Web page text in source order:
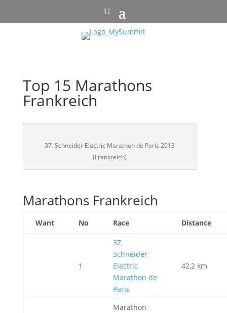
Top 15 Marathons
Frankreich
37. Schneider Electric Marathon de Paris 2013
(Frankreich)
Marathons Frankreich
Want No Race Distance
1
37.
Schneider
Electric
Marathon de
Paris
42,2 km
Marathon